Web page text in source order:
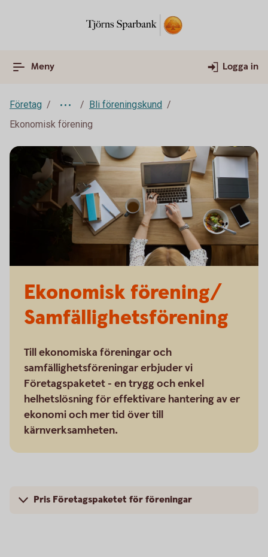
Meny Logga in
Företag
Bli föreningskund
Ekonomisk förening
Ekonomisk förening/
Samfällighetsförening
Till ekonomiska föreningar och
samfällighetsföreningar erbjuder vi
Företagspaketet - en trygg och enkel
helhetslösning för effektivare hantering av er
ekonomi och mer tid över till
kärnverksamheten.
Pris Företagspaketet för föreningar